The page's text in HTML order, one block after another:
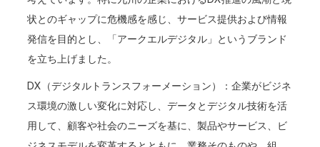
状とのギャップに危機感を感じ、サービス提供および情報
発信を目的とし、「アークエルデジタル」というブランド
を立ち上げました。
DX（デジタルトランスフォーメーション）：企業がビジネ
ス環境の激しい変化に対応し、データとデジタル技術を活
用して、顧客や社会のニーズを基に、製品やサービス、ビ